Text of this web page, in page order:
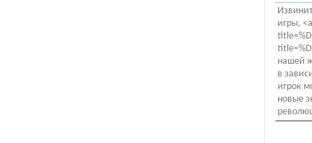
игры,
нашей
в
игрок
новые